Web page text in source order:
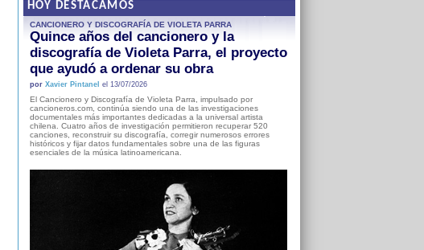
HOY DESTACAMOS
CANCIONERO Y DISCOGRAFÍA DE VIOLETA PARRA
Quince años del cancionero y la
discografía de Violeta Parra, el proyecto
que ayudó a ordenar su obra
por Xavier Pintanel el 13/07/2026
El Cancionero y Discografía de Violeta Parra, impulsado por
cancioneros.com, continúa siendo una de las investigaciones
documentales más importantes dedicadas a la universal artista
chilena. Cuatro años de investigación permitieron recuperar 520
canciones, reconstruir su discografía, corregir numerosos errores
históricos y fijar datos fundamentales sobre una de las figuras
esenciales de la música latinoamericana.